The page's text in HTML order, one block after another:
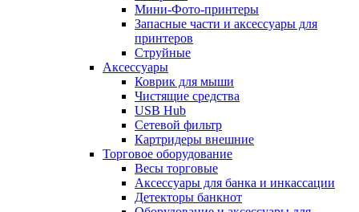
Мини-Фото-принтеры
Запасные части и аксессуары для
принтеров
Струйные
Аксессуары
Коврик для мыши
Чистящие средства
USB Hub
Сетевой фильтр
Картридеры внешние
Торговое оборудование
Весы торговые
Аксессуары для банка и инкассации
Детекторы банкнот